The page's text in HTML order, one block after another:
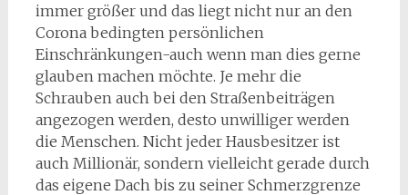
immer größer und das liegt nicht nur an den
Corona bedingten persönlichen
Einschränkungen-auch wenn man dies gerne
glauben machen möchte. Je mehr die
Schrauben auch bei den Straßenbeiträgen
angezogen werden, desto unwilliger werden
die Menschen. Nicht jeder Hausbesitzer ist
auch Millionär, sondern vielleicht gerade durch
das eigene Dach bis zu seiner Schmerzgrenze